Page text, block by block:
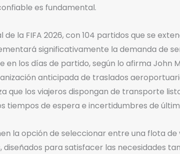
es fundamental.
de la FIFA 2026, con 104 partidos que se
significativamente la demanda de
en los días de partido, según lo afirma John
anticipada de traslados
que los viajeros dispongan de transporte
tiempos de espera e incertidumbres de
la opción de seleccionar entre una flota
diseñados para satisfacer las necesidades